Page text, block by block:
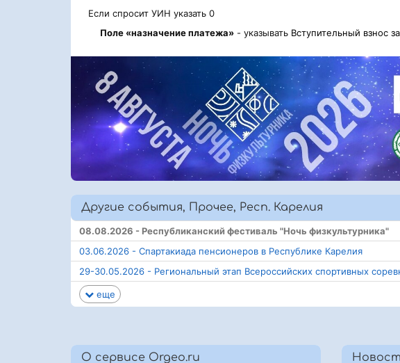
Если спросит УИН указать 0
Поле «назначение платежа» - указывать Вступительный взнос
Другие события, Прочее, Респ. Карелия
08.08.2026 - Республиканский фестиваль "Ночь физкультурника"
03.06.2026 - Спартакиада пенсионеров в Республике Карелия
29-30.05.2026 - Региональный этап Всероссийских спортивных
еще
О сервисе Orgeo.ru